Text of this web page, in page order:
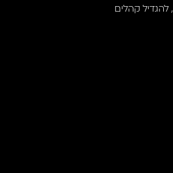
להגדיל קהלים